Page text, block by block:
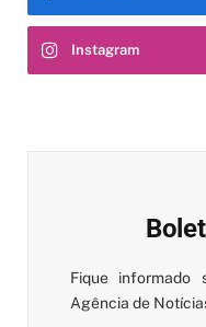
Instagram
Fique informado
Agência de